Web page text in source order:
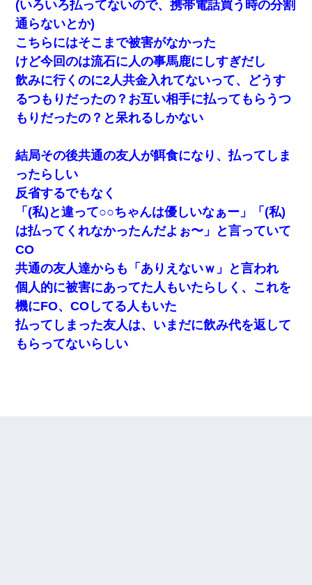
(いろいろ払ってないので、携帯電話買う時の分割
通らないとか)
こちらにはそこまで被害がなかった
けど今回のは流石に人の事馬鹿にしすぎだし
飲みに行くのに2人共金入れてないって、どうす
るつもりだったの？お互い相手に払ってもらうつ
もりだったの？と呆れるしかない
結局その後共通の友人が餌食になり、払ってしま
ったらしい
反省するでもなく
「(私)と違って○○ちゃんは優しいなぁー」「(私)
は払ってくれなかったんだよぉ〜」と言っていて
CO
共通の友人達からも「ありえないｗ」と言われ
個人的に被害にあってた人もいたらしく、これを
機にFO、COしてる人もいた
払ってしまった友人は、いまだに飲み代を返して
もらってないらしい